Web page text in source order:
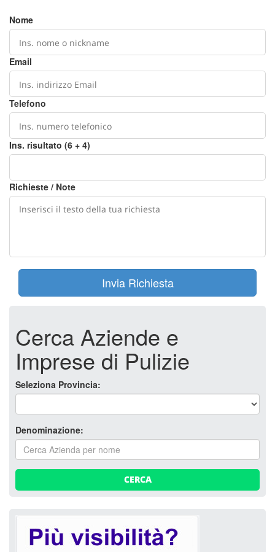
Nome
Email
Telefono
Ins. risultato (6 + 4)
Richieste / Note
Invia Richiesta
Cerca Aziende e
Imprese di Pulizie
Seleziona Provincia:
Denominazione:
CERCA